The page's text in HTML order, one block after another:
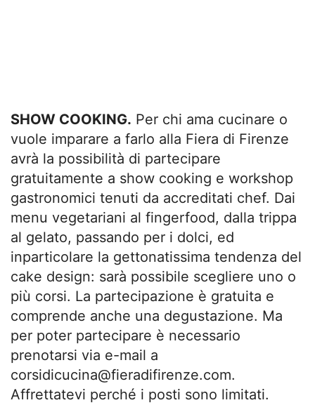
SHOW COOKING. Per chi ama cucinare o
vuole imparare a farlo alla Fiera di Firenze
avrà la possibilità di partecipare
gratuitamente a show cooking e workshop
gastronomici tenuti da accreditati chef. Dai
menu vegetariani al fingerfood, dalla trippa
al gelato, passando per i dolci, ed
inparticolare la gettonatissima tendenza del
cake design: sarà possibile scegliere uno o
più corsi. La partecipazione è gratuita e
comprende anche una degustazione. Ma
per poter partecipare è necessario
prenotarsi via e-mail a
corsidicucina@fieradifirenze.com.
Affrettatevi perché i posti sono limitati.